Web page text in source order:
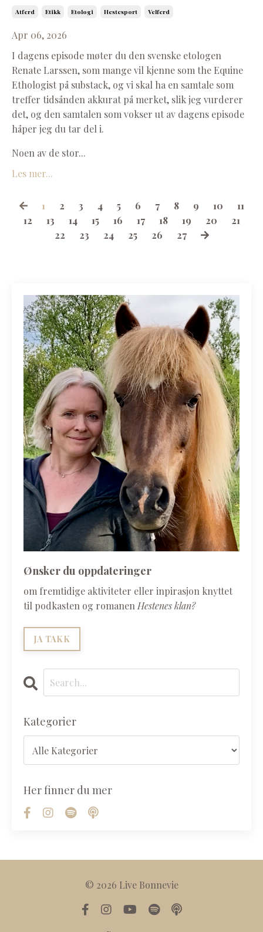
Atferd Etikk Etologi Hestesport Velferd
Apr 06, 2026
I dagens episode møter du den svenske etologen
Renate Larssen, som mange vil kjenne som the Equine
Ethologist på substack, og vi skal ha en samtale som
treffer tidsånden akkurat på merket, slik jeg vurderer
det, og den samtalen som vokser ut av dagens episode
håper jeg du tar del i.
Noen av de stor...
Les mer...
1 2 3 4 5 6 7 8 9 10
11
12
13 14 15 16 17 18 19 20
21
22
23 24 25 26 27
Ønsker du oppdateringer
om fremtidige aktiviteter eller inpirasjon knyttet
til podkasten og romanenHestenes klan?
JA TAKK
Kategorier
Her finner du mer
© 2026 Live Bonnevie